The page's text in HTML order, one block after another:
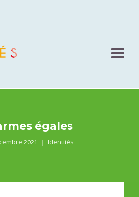
égales
2021 Identités